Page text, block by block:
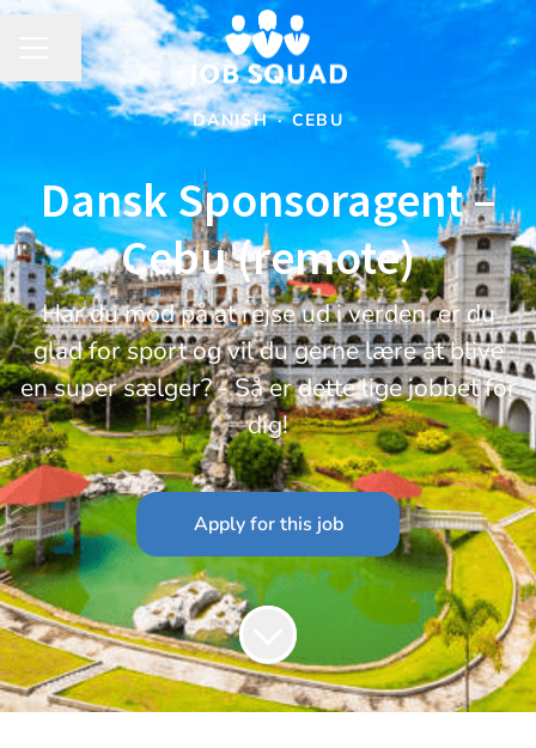
CAREER MENU
Share page
DANISH · CEBU
Dansk Sponsoragent –
Cebu (remote)
Har du mod på at rejse ud i verden, er du
glad for sport og vil du gerne lære at blive
en super sælger? - Så er dette lige jobbet for
dig!
Apply for this job